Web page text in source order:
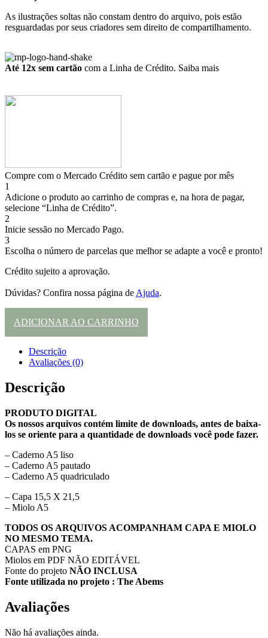
As ilustrações soltas não constam dentro do arquivo, pois estão
resguardadas por seus criadores sem direito de compartilhamento.
Até 12x sem cartão com a Linha de Crédito. Saiba mais
Compre com o Mercado Crédito sem cartão e pague por mês
1
Adicione o produto ao carrinho de compras e, na hora de pagar,
selecione “Linha de Crédito”.
2
Inicie sessão no Mercado Pago.
3
Escolha o número de parcelas que melhor se adapte a você e pronto!
Crédito sujeito a aprovação.
Dúvidas? Confira nossa página de Ajuda.
ADICIONAR AO CARRINHO
Descrição
Avaliações (0)
Descrição
PRODUTO DIGITAL
Os nossos arquivos contém limite de downloads, antes de baixa-
los se oriente para a quantidade de downloads você pode fazer.
– Caderno A5 liso
– Caderno A5 pautado
– Caderno A5 quadriculado
– Capa 15,5 X 21,5
– Miolo A5
TODOS OS ARQUIVOS ACOMPANHAM CAPA E MIOLO
NO MESMO TEMA.
CAPAS em PNG
Miolos em PDF NÃO EDITÁVEL
Fonte do projeto NÃO INCLUSA
Fonte utilizada no projeto : The Abems
Avaliações
Não há avaliações ainda.